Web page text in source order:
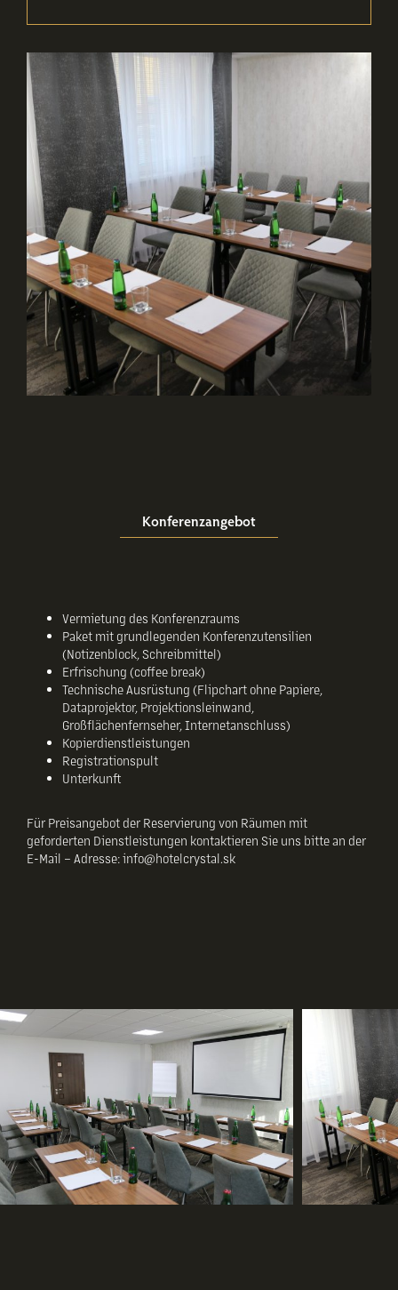
Konferenzangebot
Vermietung des Konferenzraums
Paket mit grundlegenden Konferenzutensilien
(Notizenblock, Schreibmittel)
Erfrischung (coffee break)
Technische Ausrüstung (Flipchart ohne Papiere,
Dataprojektor, Projektionsleinwand,
Großflächenfernseher, Internetanschluss)
Kopierdienstleistungen
Registrationspult
Unterkunft
Für Preisangebot der Reservierung von Räumen mit
geforderten Dienstleistungen kontaktieren Sie uns bitte an der
E-Mail – Adresse:info@hotelcrystal.sk